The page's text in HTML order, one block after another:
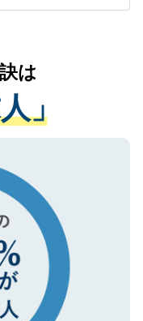
はご本人の許可
ついての厳密な
のみに付与され
取得済みです。
は、SSL（デー
安心ください。
関の状況や紹介
なアドバイスを
にご転職をされ
ートが可能です
い。
は
」